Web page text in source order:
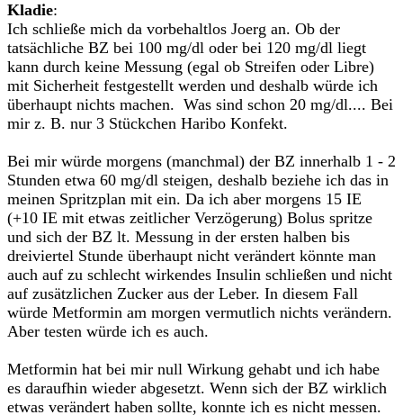
Kladie:
Ich schließe mich da vorbehaltlos Joerg an. Ob der
tatsächliche BZ bei 100 mg/dl oder bei 120 mg/dl liegt
kann durch keine Messung (egal ob Streifen oder Libre)
mit Sicherheit festgestellt werden und deshalb würde ich
überhaupt nichts machen. Was sind schon 20 mg/dl.... Bei
mir z. B. nur 3 Stückchen Haribo Konfekt.
Bei mir würde morgens (manchmal) der BZ innerhalb 1 - 2
Stunden etwa 60 mg/dl steigen, deshalb beziehe ich das in
meinen Spritzplan mit ein. Da ich aber morgens 15 IE
(+10 IE mit etwas zeitlicher Verzögerung) Bolus spritze
und sich der BZ lt. Messung in der ersten halben bis
dreiviertel Stunde überhaupt nicht verändert könnte man
auch auf zu schlecht wirkendes Insulin schließen und nicht
auf zusätzlichen Zucker aus der Leber. In diesem Fall
würde Metformin am morgen vermutlich nichts verändern.
Aber testen würde ich es auch.
Metformin hat bei mir null Wirkung gehabt und ich habe
es daraufhin wieder abgesetzt. Wenn sich der BZ wirklich
etwas verändert haben sollte, konnte ich es nicht messen.